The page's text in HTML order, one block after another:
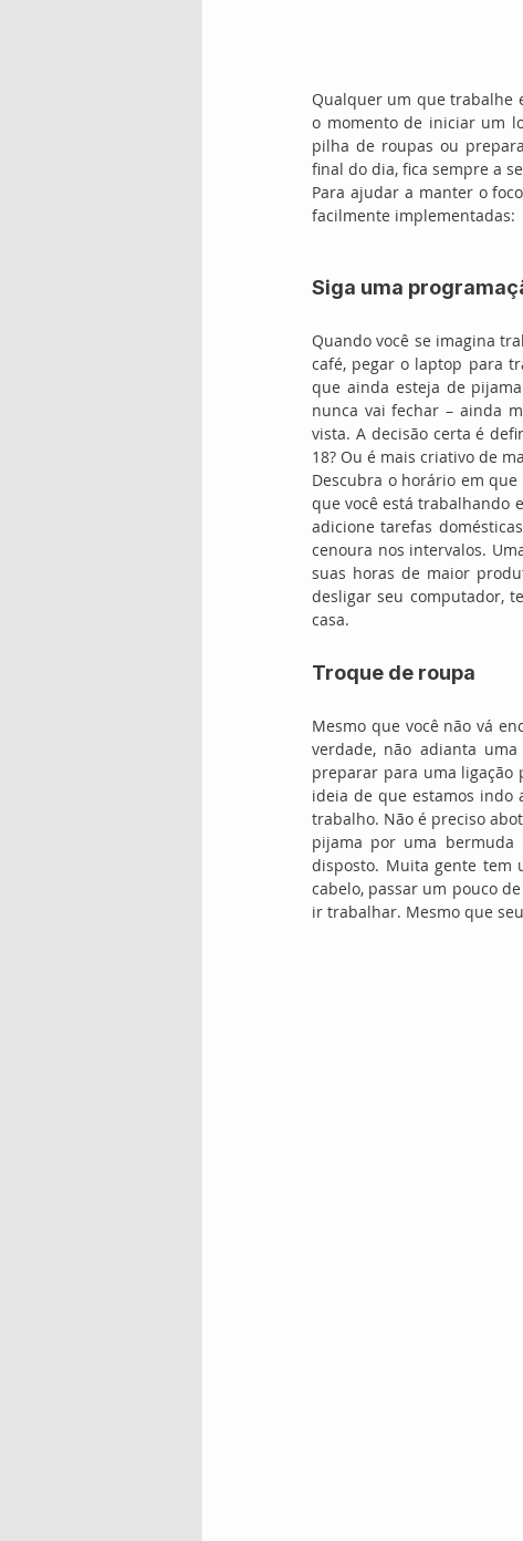
Qualquer um que trabalhe
o momento de iniciar um
pilha de roupas ou
final do dia, fica sempre a
Para ajudar a manter o
facilmente implementadas:
Siga uma
Quando você se imagina
café, pegar o laptop para
que ainda esteja de
nunca vai fechar – ainda
vista. A decisão certa é
18? Ou é mais criativo de
Descubra o horário em
que você está trabalhando
adicione tarefas
cenoura nos intervalos.
suas horas de maior
desligar seu computador,
casa.
Troque de roupa
Mesmo que você não vá
verdade, não adianta
preparar para uma ligação
ideia de que estamos indo
trabalho. Não é preciso
pijama por uma bermuda
disposto. Muita gente tem
cabelo, passar um pouco
ir trabalhar. Mesmo que